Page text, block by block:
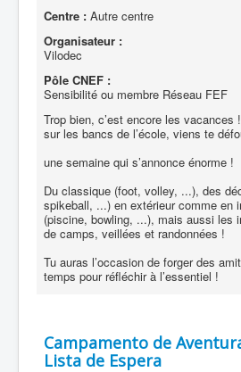
Centre : Autre centre
Organisateur :
Vilodec
Pôle CNEF :
Sensibilité ou membre Réseau FEF
Trop bien, c’est encore les
sur les bancs de l’école, viens te
une semaine qui s’annonce énorme !
Du classique (foot, volley, ...), des
spikeball, ...) en extérieur comme en
(piscine, bowling, ...), mais aussi les
de camps, veillées et randonnées !
Tu auras l’occasion de forger des
temps pour réfléchir à l’essentiel !
Campamento de
Lista de Espera